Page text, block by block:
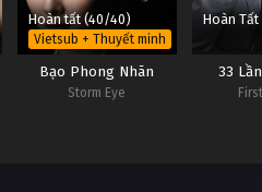
Hoàn tất (40/40)
Vietsub + Thuyết minh
Bạo Phong Nhãn
Storm Eye
Hoàn
33